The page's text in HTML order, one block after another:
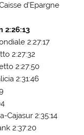
d’Epargne
2:26:13
2:27:17
2:27:32
2:27:50
2:31:46
Cajasur 2:35:14
2:37:20